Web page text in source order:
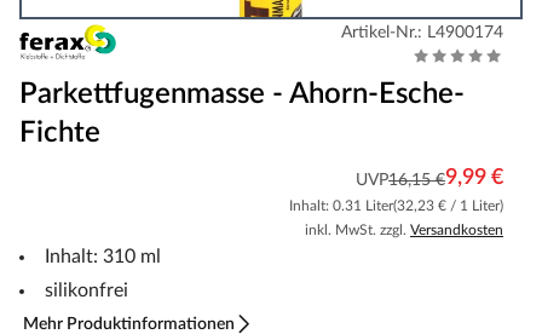
Artikel-Nr.: L4900174
Parkettfugenmasse - Ahorn-Esche-
Fichte
UVP16,15 €9,99 €
Inhalt: 0.31 Liter(32,23 € / 1 Liter)
inkl. MwSt. zzgl. Versandkosten
Inhalt: 310 ml
silikonfrei
Mehr Produktinformationen